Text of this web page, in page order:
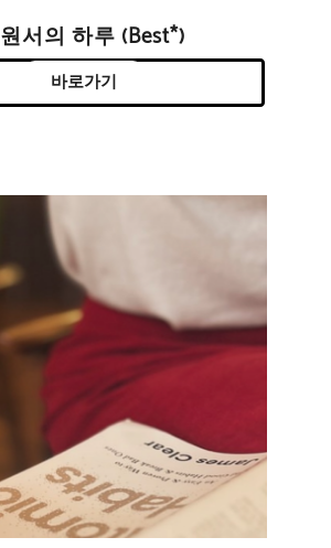
원서의 하루 (Best*)
바로가기